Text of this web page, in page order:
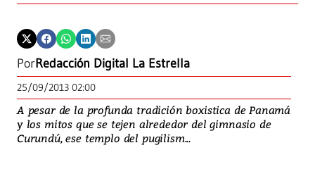
PorRedacción Digital La Estrella
25/09/2013 02:00
A pesar de la profunda tradición boxistica de Panamá
y los mitos que se tejen alrededor del gimnasio de
Curundú, ese templo del pugilism...